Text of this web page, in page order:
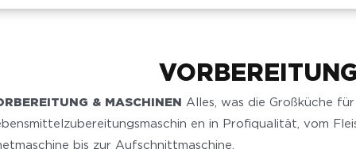
& MASCHINEN Alles, was die Großküche
en in Profiqualität, vom
bis zur Aufschnittmaschine.